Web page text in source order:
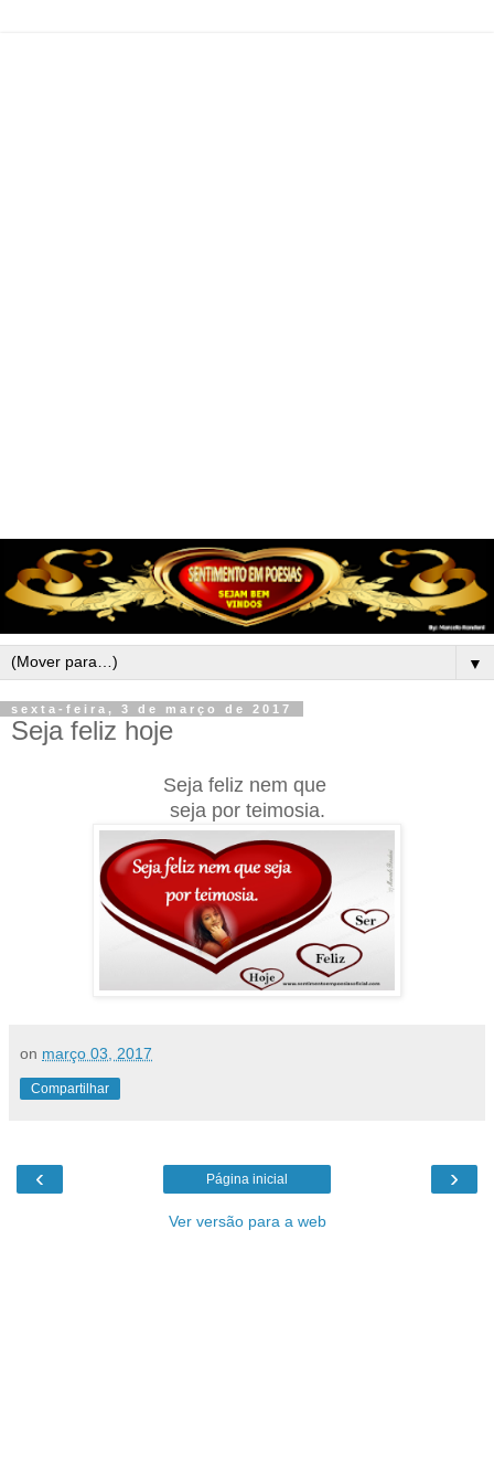
▼
sexta-feira, 3 de março de 2017
Seja feliz hoje
Seja feliz nem que
seja por teimosia.
on março 03, 2017
Compartilhar
‹ ›
Página inicial
Ver versão para a web